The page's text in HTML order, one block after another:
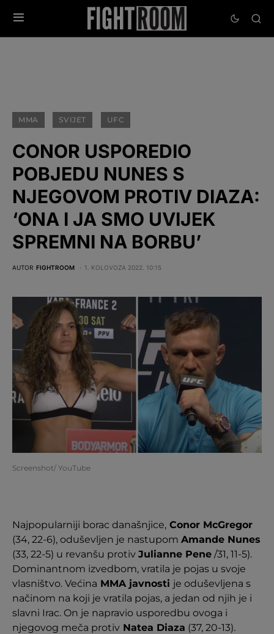
MMA SVIJET UFC
CONOR USPOREDIO
POBJEDU NUNES S
NJEGOVOM PROTIV DIAZA:
‘ONA I JA SMO UVIJEK
SPREMNI NA BORBU’
AUTOR FIGHTROOM 1. KOLOVOZA 2022. 10:15
Screenshot/ YouTube
Najpopularniji borac današnjice, Conor McGregor
(34, 22-6), oduševljen je nastupom Amande Nunes
(33, 22-5) u revanšu protiv Julianne Pene /31, 11-5).
Dominantnom izvedbom, vratila je pojas u svoje
vlasništvo. Većina MMA javnosti je oduševljena s
načinom na koji je vratila pojas, a jedan od njih je i
slavni Irac. On je napravio usporedbu ovoga i
njegovog meča protiv Natea Diaza (37, 20-13).